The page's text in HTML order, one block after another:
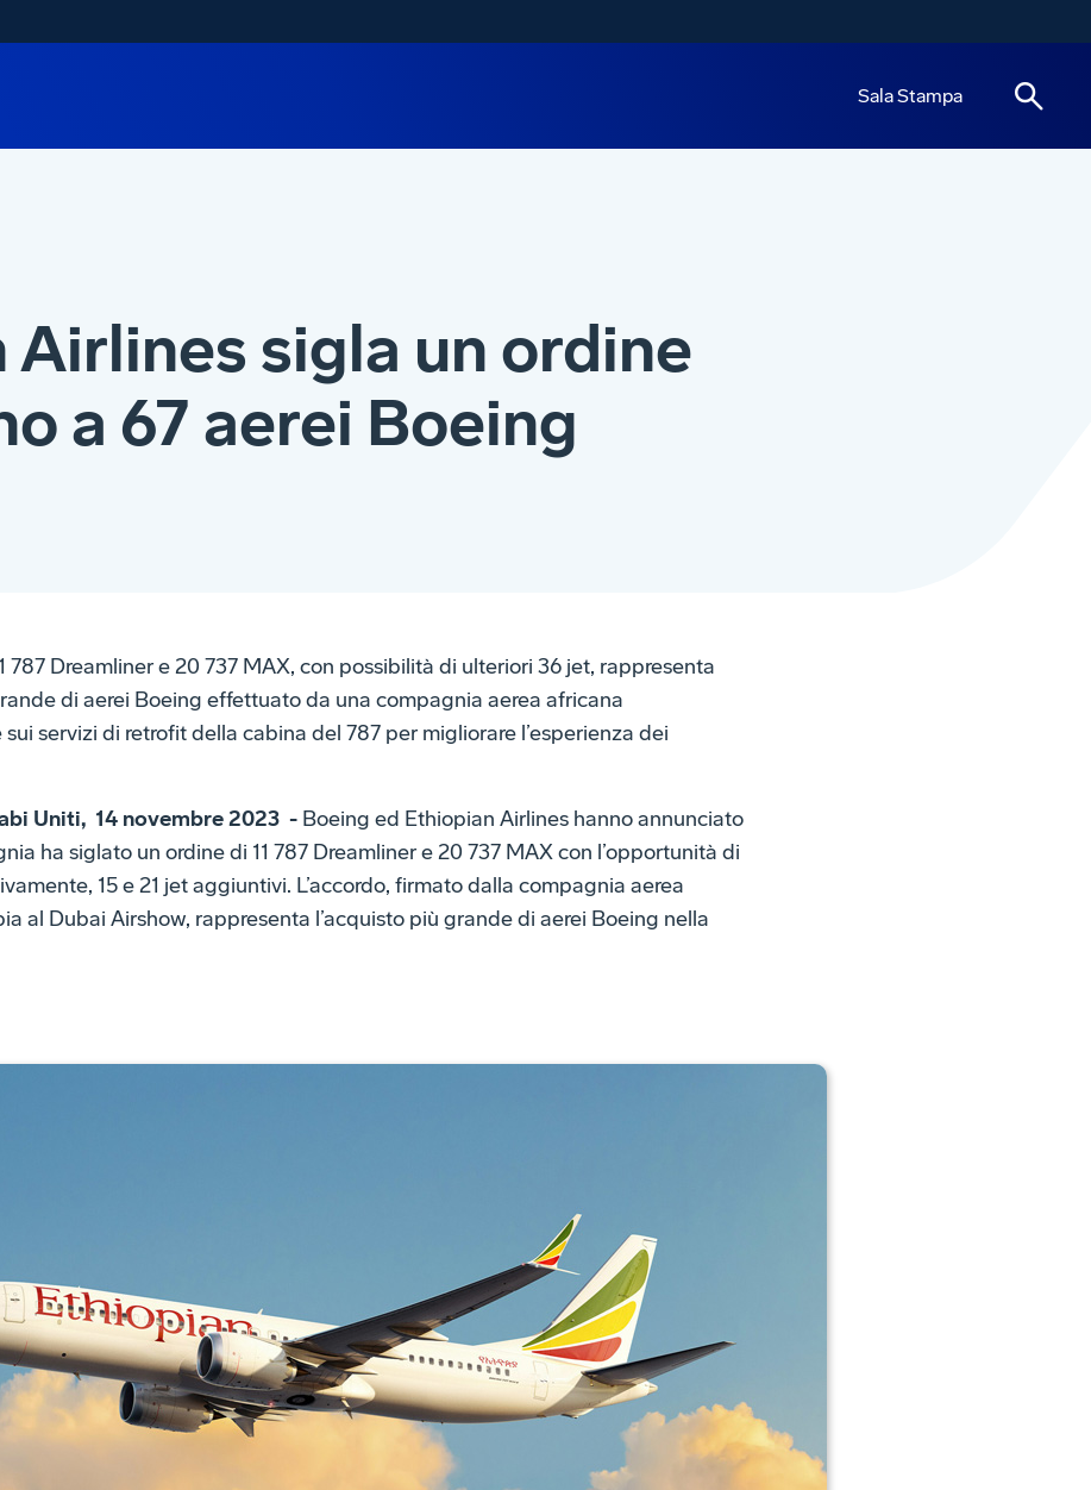
Sala Stampa
Airlines sigla un ordine
a 67 aerei Boeing
787 Dreamliner e 20 737 MAX, con possibilità di ulteriori 36 jet, rappresenta
di aerei Boeing effettuato da una compagnia aerea africana
servizi di retrofit della cabina del 787 per migliorare l’esperienza dei
Uniti, 14 novembre 2023 - Boeing ed Ethiopian Airlines hanno annunciato
ha siglato un ordine di 11 787 Dreamliner e 20 737 MAX con l’opportunità di
15 e 21 jet aggiuntivi. L’accordo, firmato dalla compagnia aerea
al Dubai Airshow, rappresenta l’acquisto più grande di aerei Boeing nella